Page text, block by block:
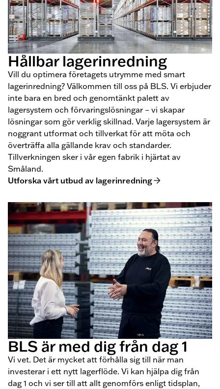
Hållbar lagerinredning
Vill du optimera företagets utrymme med smart
lagerinredning? Välkommen till oss på BLS. Vi erbjuder
inte bara en bred och genomtänkt palett av
lagersystem och förvaringslösningar – vi skapar
lösningar som gör verklig skillnad. Varje lagersystem är
noggrant utformat och tillverkat för att möta och
överträffa alla gällande krav och standarder.
Tillverkningen sker i vår egen fabrik i hjärtat av
Småland.
Utforska vårt utbud av lagerinredning
BLS är med dig från dag 1
Vi vet. Det är mycket att förhålla sig till när man
investerar i ett nytt lagerflöde. Vi kan hjälpa dig från
dag 1 och vi ser till att allt genomförs enligt tidsplan,